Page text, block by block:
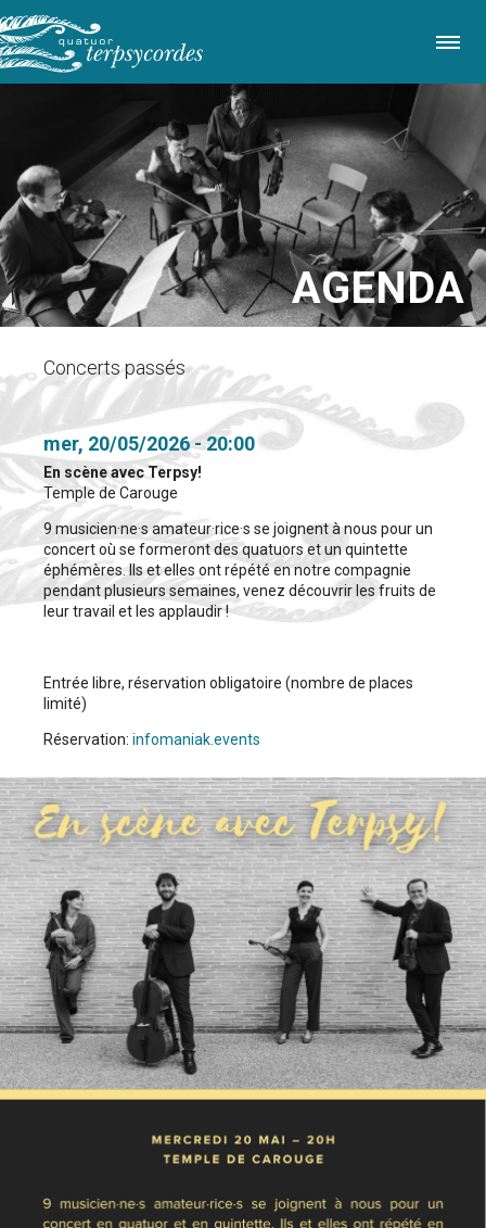
au
contenu
principal
AGENDA
Concerts passés
mer, 20/05/2026 - 20:00
En scène avec Terpsy!
Temple de Carouge
9 musicien·ne·s amateur·rice·s se joignent à nous pour un
concert où se formeront des quatuors et un quintette
éphémères. Ils et elles ont répété en notre compagnie
pendant plusieurs semaines, venez découvrir les fruits de
leur travail et les applaudir !
Entrée libre, réservation obligatoire (nombre de places
limité)
Réservation: infomaniak.events